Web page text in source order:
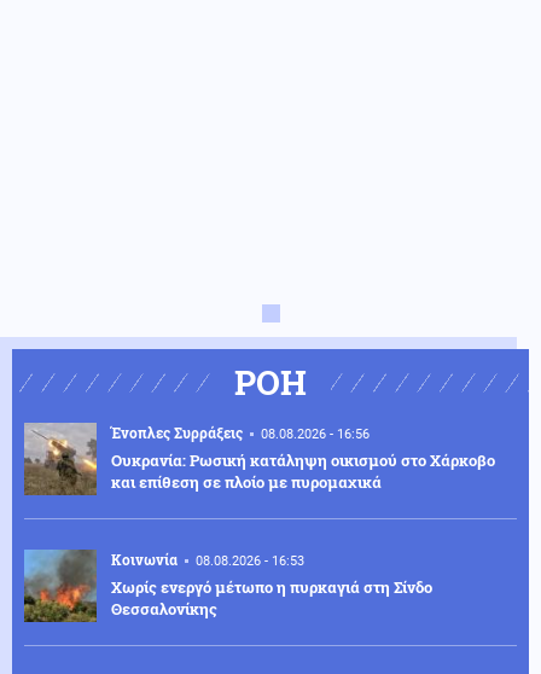
ΡΟΗ
Ένοπλες Συρράξεις 08.08.2026 - 16:56
Ουκρανία: Ρωσική κατάληψη οικισμού στο Χάρκοβο
και επίθεση σε πλοίο με πυρομαχικά
Κοινωνία 08.08.2026 - 16:53
Χωρίς ενεργό μέτωπο η πυρκαγιά στη Σίνδο
Θεσσαλονίκης